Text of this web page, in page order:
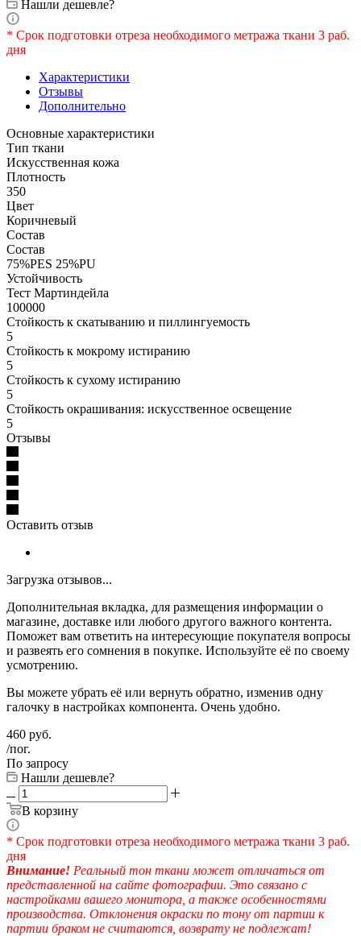
Нашли дешевле?
* Срок подготовки отреза необходимого метража ткани 3 раб.
дня
Характеристики
Отзывы
Дополнительно
Основные характеристики
Тип ткани
Искусственная кожа
Плотность
350
Цвет
Коричневый
Состав
Состав
75%PES 25%PU
Устойчивость
Тест Мартиндейла
100000
Стойкость к скатыванию и пиллингуемость
5
Стойкость к мокрому истиранию
5
Стойкость к сухому истиранию
5
Стойкость окрашивания: искусственное освещение
5
Отзывы
Оставить отзыв
Загрузка отзывов...
Дополнительная вкладка, для размещения информации о
магазине, доставке или любого другого важного контента.
Поможет вам ответить на интересующие покупателя вопросы
и развеять его сомнения в покупке. Используйте её по своему
усмотрению.
Вы можете убрать её или вернуть обратно, изменив одну
галочку в настройках компонента. Очень удобно.
460 руб.
/пог.
По запросу
Нашли дешевле?
В корзину
* Срок подготовки отреза необходимого метража ткани 3 раб.
дня
Внимание! Реальный тон ткани может отличаться от
представленной на сайте фотографии. Это связано с
настройками вашего монитора, а также особенностями
производства. Отклонения окраски по тону от партии к
партии браком не считаются, возврату не подлежат!